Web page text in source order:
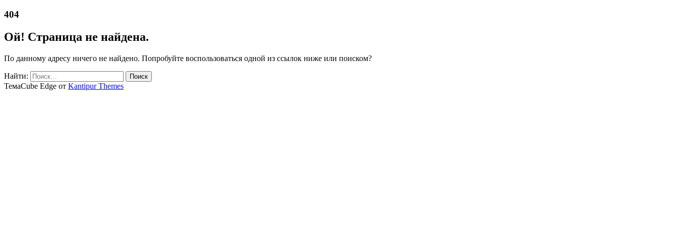
404
Ой! Страница не найдена.
По данному адресу ничего не найдено. Попробуйте воспользоваться одной из ссылок ниже или поиском?
Найти:
ТемаCube Edge от Kantipur Themes